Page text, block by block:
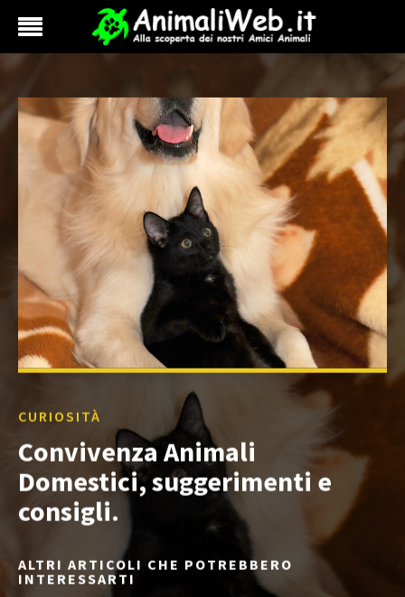
CURIOSITÀ
Convivenza Animali
Domestici, suggerimenti e
consigli.
ALTRI ARTICOLI CHE POTREBBERO
INTERESSARTI